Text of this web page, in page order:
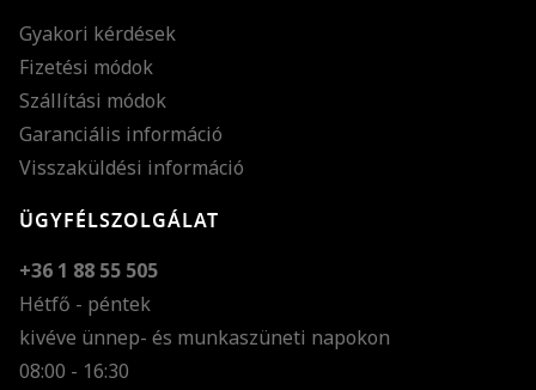
Gyakori kérdések
Fizetési módok
Szállítási módok
Garanciális információ
Visszaküldési információ
ÜGYFÉLSZOLGÁLAT
+36 1 88 55 505
Hétfő - péntek
kivéve ünnep- és munkaszüneti napokon
08:00 - 16:30